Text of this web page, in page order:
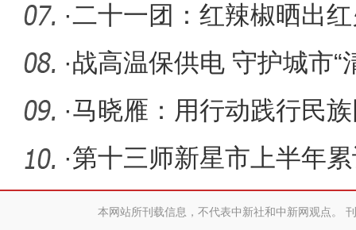
·二十一团：红辣椒晒出
幸福路
·战高温保供电 守护城市“
·马晓雁：用行动践行民
·第十三师新星市上半年
践活动10
本网站所刊载信息，不代表中新社和中新网观点。